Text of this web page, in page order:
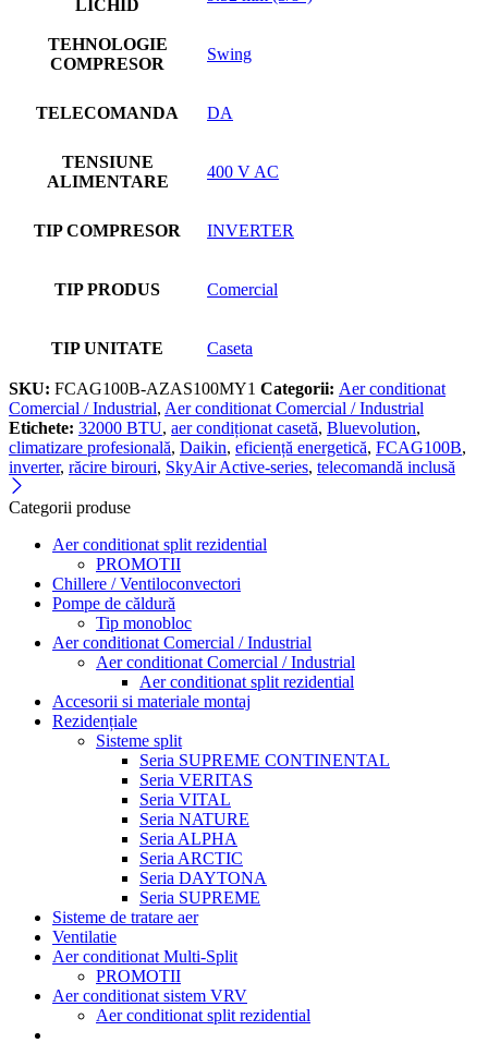
LICHID
TEHNOLOGIE
COMPRESOR
Swing
TELECOMANDA DA
TENSIUNE
ALIMENTARE
400 V AC
TIP COMPRESOR INVERTER
TIP PRODUS Comercial
TIP UNITATE Caseta
SKU: FCAG100B-AZAS100MY1 Categorii: Aer conditionat
Comercial / Industrial, Aer conditionat Comercial / Industrial
Etichete: 32000 BTU, aer condiționat casetă, Bluevolution,
climatizare profesională, Daikin, eficiență energetică, FCAG100B,
inverter, răcire birouri, SkyAir Active-series, telecomandă inclusă
Categorii produse
Aer conditionat split rezidential
PROMOTII
Chillere / Ventiloconvectori
Pompe de căldură
Tip monobloc
Aer conditionat Comercial / Industrial
Aer conditionat Comercial / Industrial
Aer conditionat split rezidential
Accesorii si materiale montaj
Rezidențiale
Sisteme split
Seria SUPREME CONTINENTAL
Seria VERITAS
Seria VITAL
Seria NATURE
Seria ALPHA
Seria ARCTIC
Seria DAYTONA
Seria SUPREME
Sisteme de tratare aer
Ventilatie
Aer conditionat Multi-Split
PROMOTII
Aer conditionat sistem VRV
Aer conditionat split rezidential